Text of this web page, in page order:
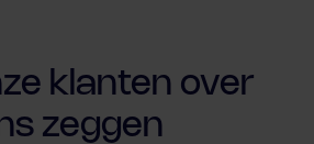
klanten over
zeggen